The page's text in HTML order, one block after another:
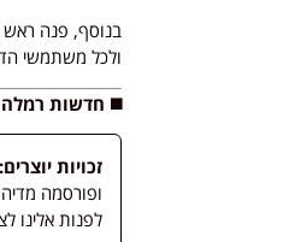
בנוסף, פנה ראש
ולכל משתמשי
◼️ חדשות רמלה
זכויות יוצרים:
לפנות אלינו